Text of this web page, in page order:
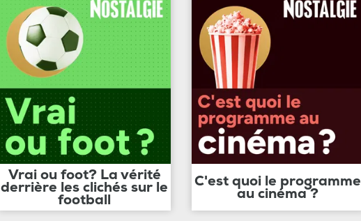
Vrai ou foot? La vérité
derrière les clichés sur le
football
C'est quoi le programme
au cinéma ?